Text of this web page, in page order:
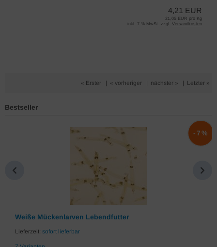
4,21 EUR
21,05 EUR pro Kg
inkl. 7 % MwSt. zzgl. Versandkosten
« Erster « vorheriger nächster » Letzter »
Bestseller
Weiße Mückenlarven Lebendfutter
Lieferzeit: sofort lieferbar
-7%